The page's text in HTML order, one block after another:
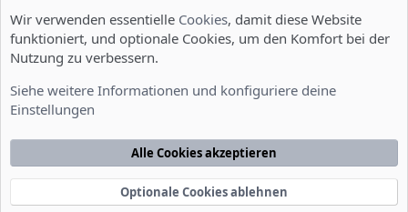
Nutzungsbedingungen Datenschutzerklärung
Startseite
Community platform by XenForo® © 2010-2022 XenForo Ltd.
Wir verwenden essentielle Cookies, damit diese Website
funktioniert, und optionale Cookies, um den Komfort bei der
Nutzung zu verbessern.
Siehe weitere Informationen und konfiguriere deine
Einstellungen
Alle Cookies akzeptieren
Optionale Cookies ablehnen